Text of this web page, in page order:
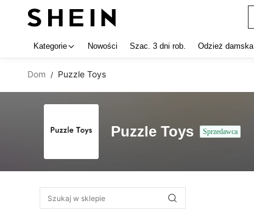
Kategorie Nowości Szac. 3 dni rob. Odzież damska
Dom / Puzzle Toys
Puzzle Toys Sprzedawca